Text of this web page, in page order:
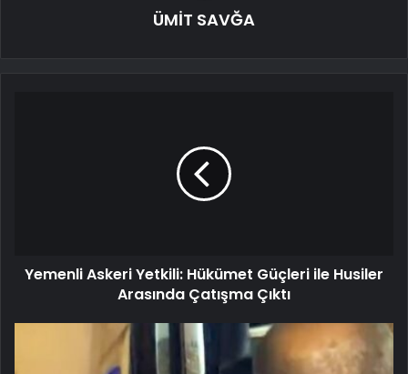
ÜMİT SAVĞA
Yemenli Askeri Yetkili: Hükümet Güçleri ile Husiler
Arasında Çatışma Çıktı